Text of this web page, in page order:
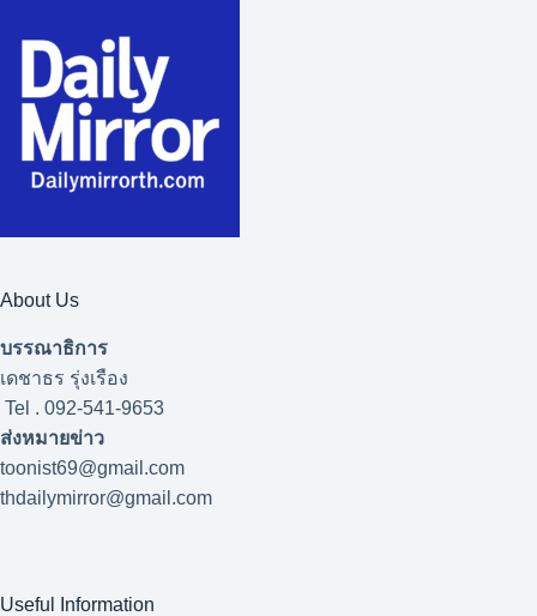
About Us
บรรณาธิการ
เดชาธร รุ่งเรือง
Tel . 092-541-9653
ส่งหมายข่าว
toonist69@gmail.com
thdailymirror@gmail.com
Useful Information